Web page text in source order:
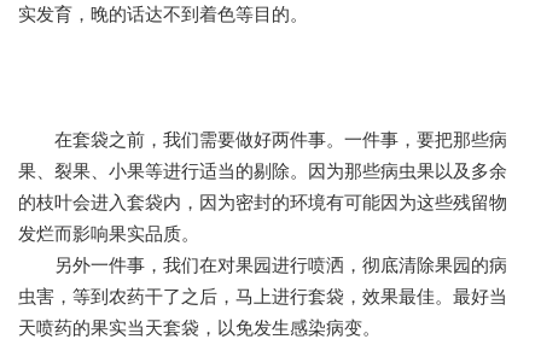
实发育，晚的话达不到着色等目的。
在套袋之前，我们需要做好两件事。一件事，要把那些病
果、裂果、小果等进行适当的剔除。因为那些病虫果以及多余
的枝叶会进入套袋内，因为密封的环境有可能因为这些残留物
发烂而影响果实品质。
另外一件事，我们在对果园进行喷洒，彻底清除果园的病
虫害，等到农药干了之后，马上进行套袋，效果最佳。最好当
天喷药的果实当天套袋，以免发生感染病变。